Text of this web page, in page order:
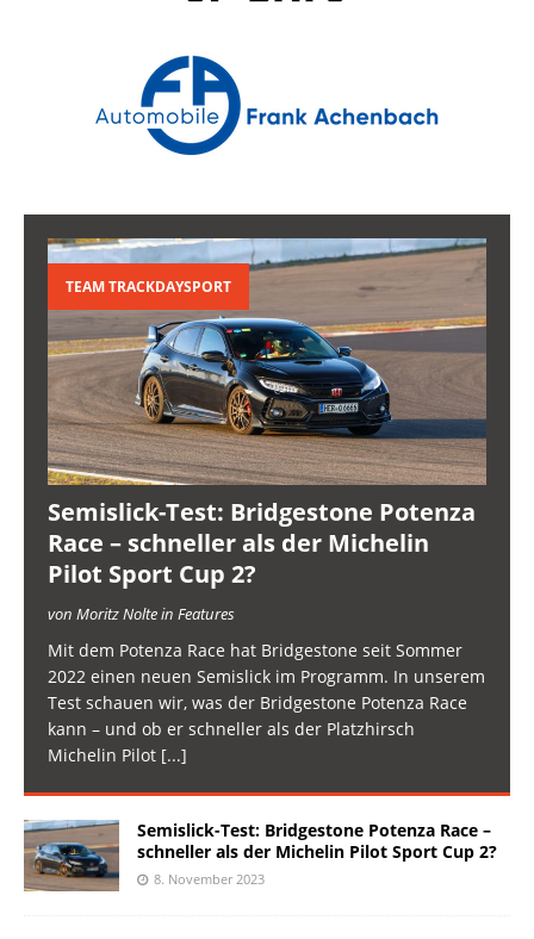
TEAM TRACKDAYSPORT
Semislick-Test: Bridgestone Potenza
Race – schneller als der Michelin
Pilot Sport Cup 2?
von Moritz Nolte in Features
Mit dem Potenza Race hat Bridgestone seit Sommer
2022 einen neuen Semislick im Programm. In unserem
Test schauen wir, was der Bridgestone Potenza Race
kann – und ob er schneller als der Platzhirsch
Michelin Pilot [...]
Semislick-Test: Bridgestone Potenza Race –
schneller als der Michelin Pilot Sport Cup 2?
8. November 2023